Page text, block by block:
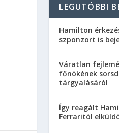
LEGUTÓBBI
Hamilton
szponzort is
Váratlan
főnökének
tárgyalásáról
Így reagált
Ferraritól